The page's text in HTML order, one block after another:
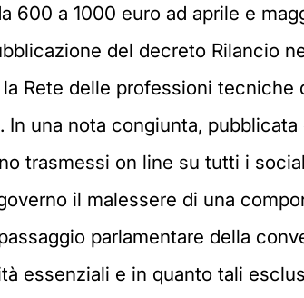
600 a 1000 euro ad aprile e
del decreto Rilancio
Rete delle professioni
In una nota congiunta,
trasmessi on line su tutti i
il malessere di una
parlamentare della
essenziali e in quanto tali